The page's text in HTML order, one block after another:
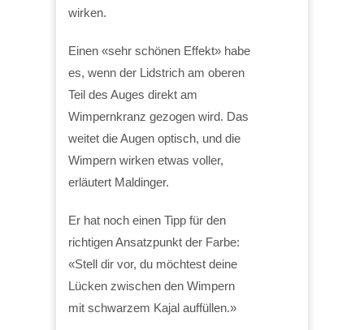
wirken.
Einen «sehr schönen Effekt» habe
es, wenn der Lidstrich am oberen
Teil des Auges direkt am
Wimpernkranz gezogen wird. Das
weitet die Augen optisch, und die
Wimpern wirken etwas voller,
erläutert Maldinger.
Er hat noch einen Tipp für den
richtigen Ansatzpunkt der Farbe:
«Stell dir vor, du möchtest deine
Lücken zwischen den Wimpern
mit schwarzem Kajal auffüllen.»